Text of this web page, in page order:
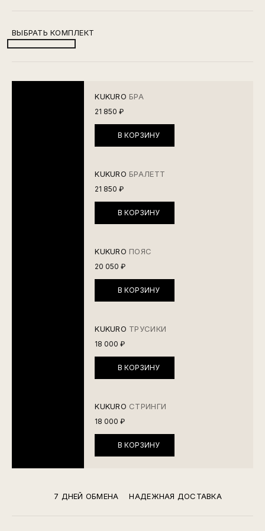
ВЫБРАТЬ КОМПЛЕКТ
KUKURO БРА
21 850 ₽
В КОРЗИНУ
KUKURO БРАЛЕТТ
21 850 ₽
В КОРЗИНУ
KUKURO ПОЯС
20 050 ₽
В КОРЗИНУ
KUKURO ТРУСИКИ
18 000 ₽
В КОРЗИНУ
KUKURO СТРИНГИ
18 000 ₽
В КОРЗИНУ
7 ДНЕЙ ОБМЕНА НАДЕЖНАЯ ДОСТАВКА